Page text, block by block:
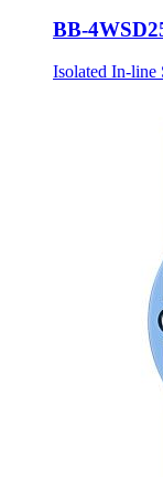
BB-
Isolated In-line